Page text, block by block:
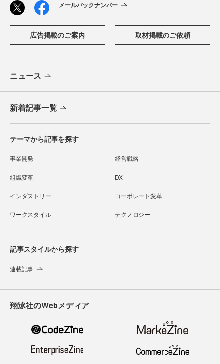
メールバックナンバー
広告掲載のご案内 取材掲載のご依頼
ニュース
新着記事一覧
テーマから記事を探す
事業開発 経営戦略
組織変革 DX
インダストリー コーポレート変革
ワークスタイル テクノロジー
記事スタイルから探す
連載記事
翔泳社のWebメディア